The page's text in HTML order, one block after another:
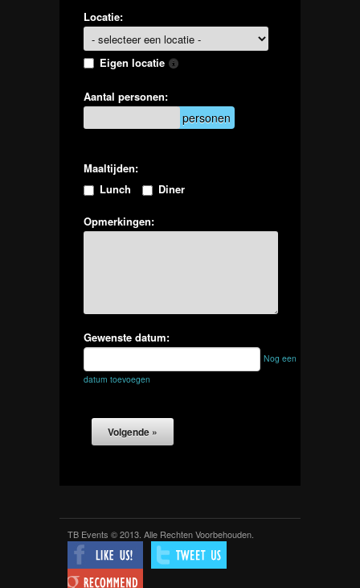
Locatie:
Eigen locatie
Aantal personen:
personen
Maaltijden:
Lunch
Diner
Opmerkingen:
Gewenste datum:
Nog een
datum toevoegen
TB Events © 2013. Alle Rechten Voorbehouden.